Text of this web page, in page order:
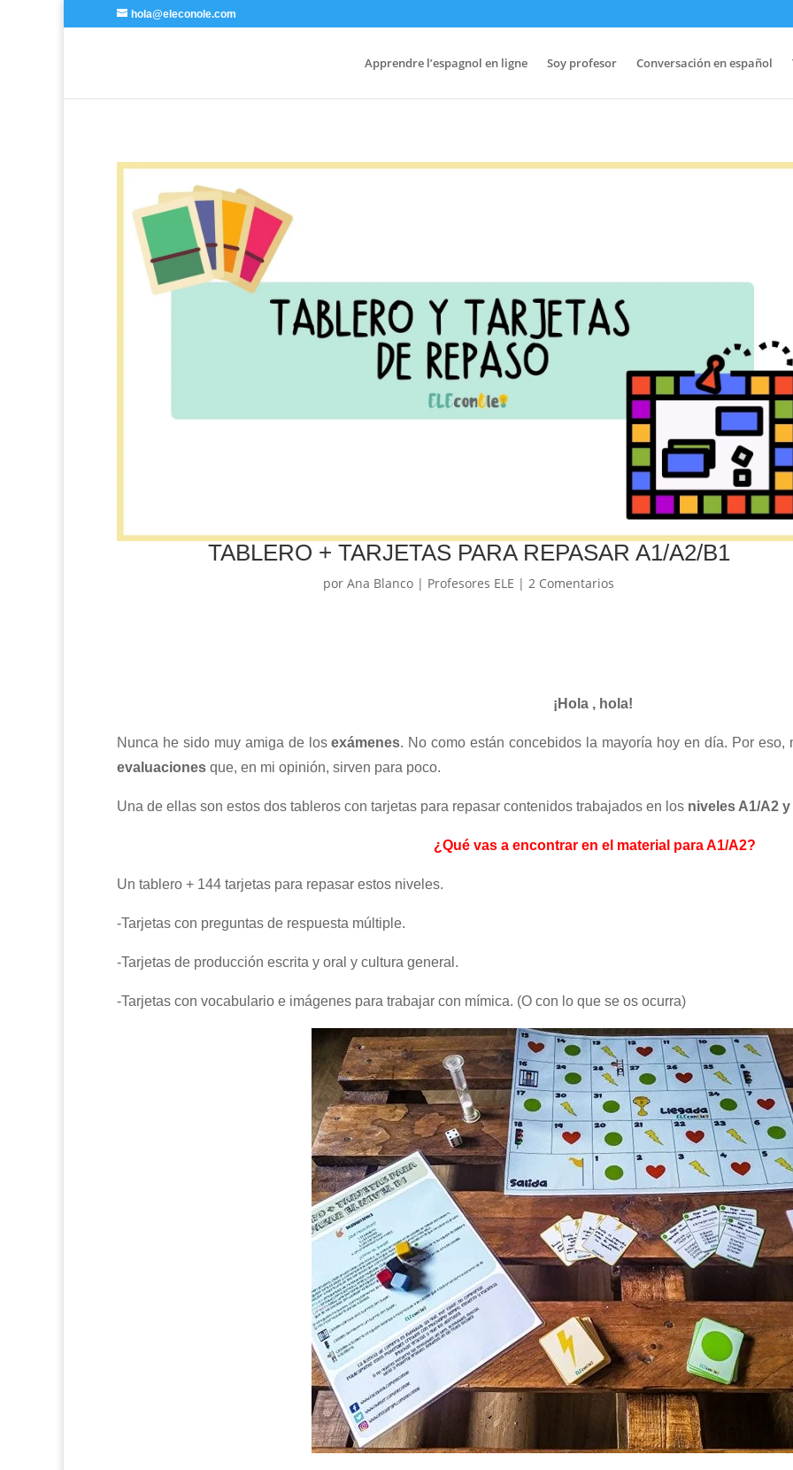
hola@eleconole.com
Apprendre l’espagnol en ligne Soy profesor Conversación en español
TABLERO + TARJETAS PARA REPASAR A1/A2/B1
porAna Blanco | Profesores ELE |2 Comentarios
¡Hola , hola!
Nunca he sido muy amiga de losexámenes. No como están concebidos la mayoría hoy en día. Por eso,
evaluaciones que, en mi opinión, sirven para poco.
Una de ellas son estos dos tableros con tarjetas para repasar contenidos trabajados en los niveles A1/A2 y
¿Qué vas a encontrar en el material para A1/A2?
Un tablero + 144 tarjetas para repasar estos niveles.
-Tarjetas con preguntas de respuesta múltiple.
-Tarjetas de producción escrita y oral y cultura general.
-Tarjetas con vocabulario e imágenes para trabajar con mímica. (O con lo que se os ocurra)